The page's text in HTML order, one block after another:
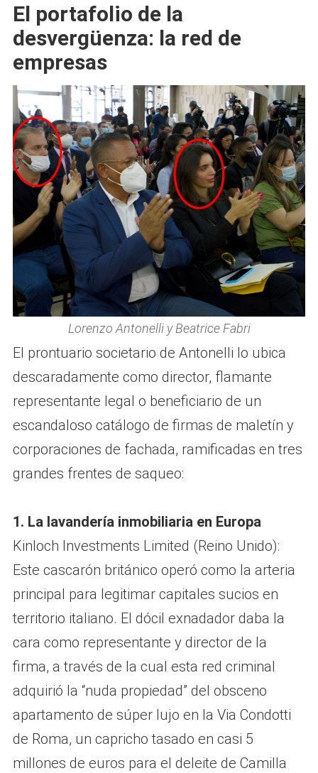
El portafolio de la
desvergüenza: la red de
empresas
Lorenzo Antonelli y Beatrice Fabri
El prontuario societario de Antonelli lo ubica
descaradamente como director, flamante
representante legal o beneficiario de un
escandaloso catálogo de firmas de maletín y
corporaciones de fachada, ramificadas en tres
grandes frentes de saqueo:
1. La lavandería inmobiliaria en Europa
Kinloch Investments Limited (Reino Unido):
Este cascarón británico operó como la arteria
principal para legitimar capitales sucios en
territorio italiano. El dócil exnadador daba la
cara como representante y director de la
firma, a través de la cual esta red criminal
adquirió la “nuda propiedad” del obsceno
apartamento de súper lujo en la Via Condotti
de Roma, un capricho tasado en casi 5
millones de euros para el deleite de Camilla